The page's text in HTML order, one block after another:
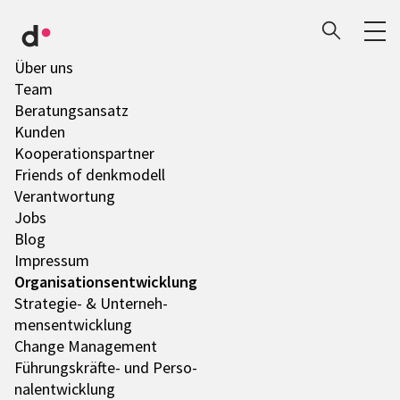
Über uns
Team
Bera­tungs­an­satz
Kunden
Koope­ra­ti­ons­part­ner
Friends of denk­mo­dell
Verant­wor­tung
Jobs
Blog
Impres­sum
Orga­ni­sa­ti­ons­ent­wick­lung
Stra­te­gie- & Unter­neh­
mens­ent­wick­lung
Change Manage­ment
Führungs­­­kräfte- und Perso­
nal­ent­wick­lung